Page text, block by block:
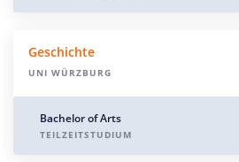
Geschichte
UNI WÜRZBURG
Bachelor of Arts
TEILZEITSTUDIUM